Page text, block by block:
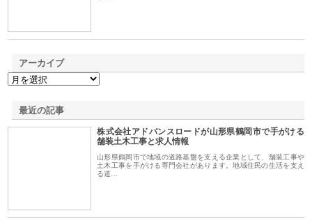
アーカイブ
最近の記事
株式会社アドバンスロードが山形県鶴岡市で手がける
舗装土木工事と求人情報
山形県鶴岡市で地域の道路基盤を支える企業として、舗装工事や
土木工事を手がける専門会社があります。地域住民の生活を支え
る道…